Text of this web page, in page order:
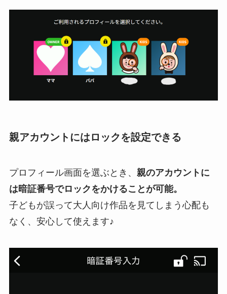
親アカウントにはロックを設定できる
プロフィール画面を選ぶとき、 親のアカウントに
は暗証番号でロックをかけることが可能。
子どもが誤って大人向け作品を見てしまう心配も
なく、安心して使えます♪